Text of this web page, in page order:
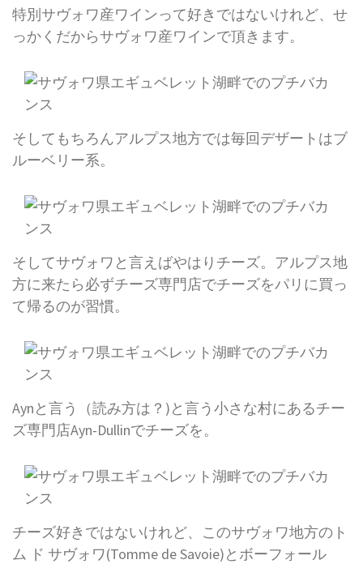
特別サヴォワ産ワインって好きではないけれど、せ
っかくだからサヴォワ産ワインで頂きます。
そしてもちろんアルプス地方では毎回デザートはブ
ルーベリー系。
そしてサヴォワと言えばやはりチーズ。アルプス地
方に来たら必ずチーズ専門店でチーズをパリに買っ
て帰るのが習慣。
Aynと言う（読み方は？)と言う小さな村にあるチー
ズ専門店Ayn-Dullinでチーズを。
チーズ好きではないけれど、このサヴォワ地方のト
ム ド サヴォワ(Tomme de Savoie)とボーフォール